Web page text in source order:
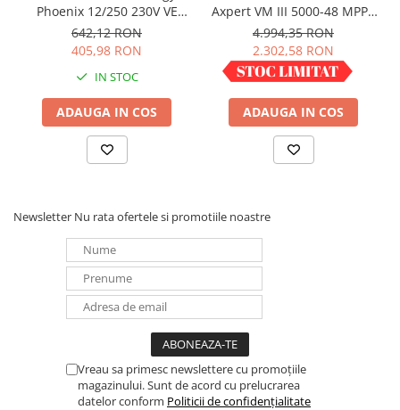
energie suplimentara a invertorului atunci când
este necesar.
Phoenix 12/250 230V VE
Direct Schuko
642,12 RON
405,98 RON
IN STOC
ADAUGA IN COS
Axpert VM III 5000-48 MPPT
5000VA 5000W LCD +
bluetooth
4.994,35 RON
2.302,58 RON
IN STOC
ADAUGA IN COS
Newsletter Nu rata ofertele si promotiile noastre
Vreau sa primesc newslettere cu promoțiile
magazinului. Sunt de acord cu prelucrarea
datelor conform Politicii de confidențialitate